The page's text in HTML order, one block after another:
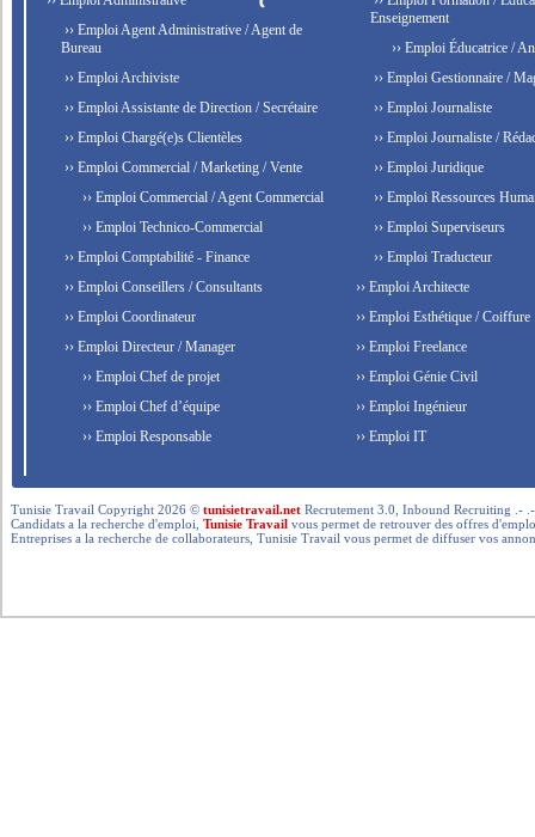
›› Emploi Agent Administrative / Agent de
Bureau
›› Emploi Archiviste
›› Emploi Assistante de Direction / Secrétaire
›› Emploi Chargé(e)s Clientèles
›› Emploi Commercial / Marketing / Vente
›› Emploi Commercial / Agent Commercial
›› Emploi Technico-Commercial
›› Emploi Comptabilité - Finance
›› Emploi Conseillers / Consultants
›› Emploi Coordinateur
›› Emploi Directeur / Manager
›› Emploi Chef de projet
›› Emploi Chef d’équipe
›› Emploi Responsable
Enseignement
›› Emploi Éducatrice /
›› Emploi Gestionnaire /
›› Emploi Journaliste
›› Emploi Journaliste /
›› Emploi Juridique
›› Emploi Ressources
›› Emploi Superviseurs
›› Emploi Traducteur
›› Emploi Architecte
›› Emploi Esthétique / Coiffure
›› Emploi Freelance
›› Emploi Génie Civil
›› Emploi Ingénieur
›› Emploi IT
Tunisie Travail Copyright 2026 ©tunisietravail.net Recrutement 3.0, Inbound Recruiting .-
Candidats a la recherche d'emploi,Tunisie Travail vous permet de retrouver des offres
Entreprises a la recherche de collaborateurs, Tunisie Travail vous permet de diffuser vos